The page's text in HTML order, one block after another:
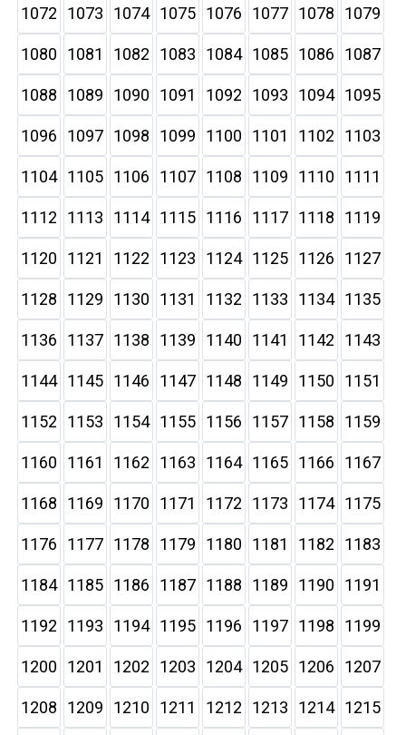
1072 1073 1074 1075 1076 1077 1078 1079
1080 1081 1082 1083 1084 1085 1086 1087
1088 1089 1090 1091 1092 1093 1094 1095
1096 1097 1098 1099 1100 1101 1102 1103
1104 1105 1106 1107 1108 1109 1110 1111
1112 1113 1114 1115 1116 1117 1118 1119
1120 1121 1122 1123 1124 1125 1126 1127
1128 1129 1130 1131 1132 1133 1134 1135
1136 1137 1138 1139 1140 1141 1142 1143
1144 1145 1146 1147 1148 1149 1150 1151
1152 1153 1154 1155 1156 1157 1158 1159
1160 1161 1162 1163 1164 1165 1166 1167
1168 1169 1170 1171 1172 1173 1174 1175
1176 1177 1178 1179 1180 1181 1182 1183
1184 1185 1186 1187 1188 1189 1190 1191
1192 1193 1194 1195 1196 1197 1198 1199
1200 1201 1202 1203 1204 1205 1206 1207
1208 1209 1210 1211 1212 1213 1214 1215